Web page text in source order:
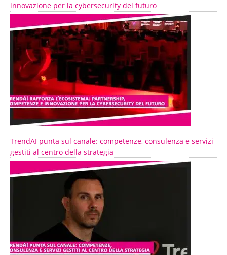
innovazione per la cybersecurity del futuro
TrendAI punta sul canale: competenze, consulenza e servizi
gestiti al centro della strategia